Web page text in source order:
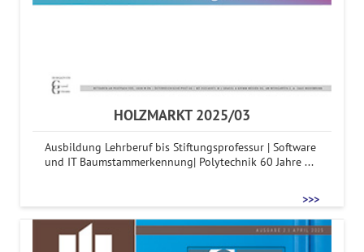
HOLZMARKT 2025/03
Ausbildung Lehrberuf bis Stiftungsprofessur | Software
und IT Baumstammerkennung| Polytechnik 60 Jahre ...
>>>